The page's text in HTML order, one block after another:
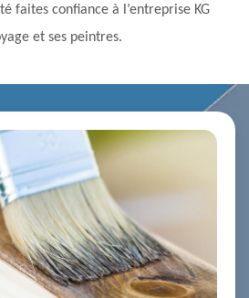
faites confiance à l’entreprise KG
et ses peintres.